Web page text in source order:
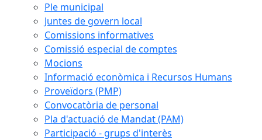
Ple municipal
Juntes de govern local
Comissions informatives
Comissió especial de comptes
Mocions
Informació econòmica i Recursos Humans
Proveïdors (PMP)
Convocatòria de personal
Pla d'actuació de Mandat (PAM)
Participació - grups d'interès